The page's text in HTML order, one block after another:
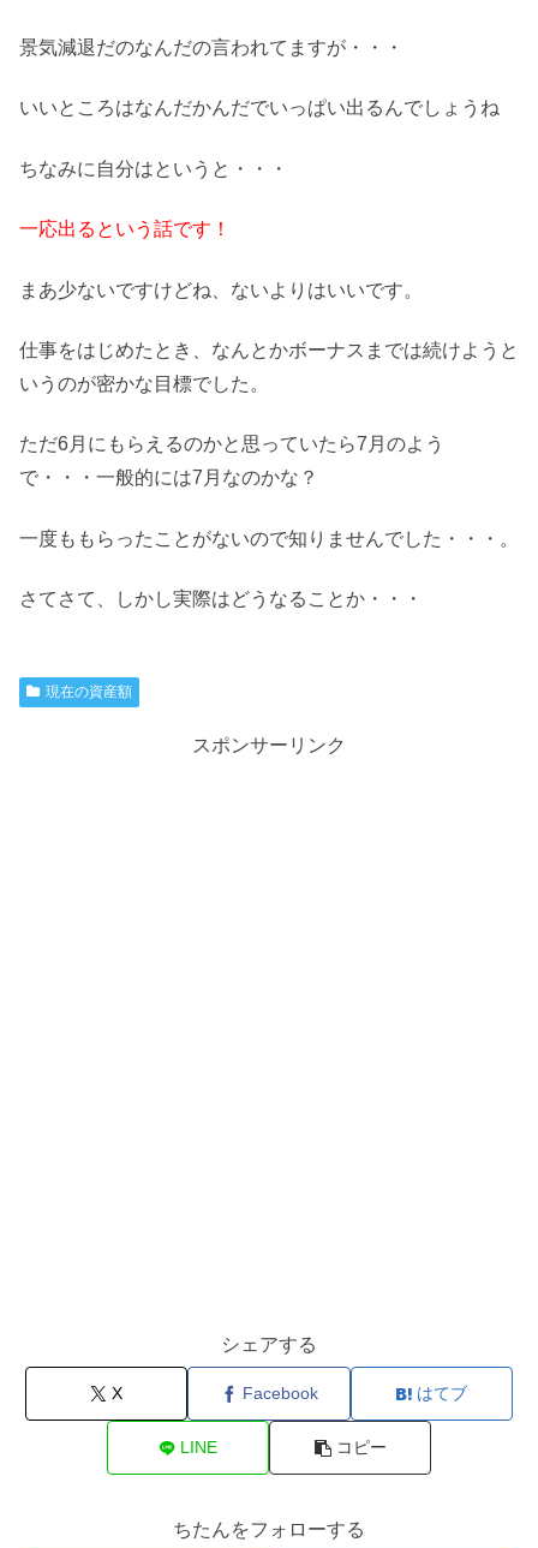
景気減退だのなんだの言われてますが・・・
いいところはなんだかんだでいっぱい出るんでしょうね
ちなみに自分はというと・・・
一応出るという話です！
まあ少ないですけどね、ないよりはいいです。
仕事をはじめたとき、なんとかボーナスまでは続けようと
いうのが密かな目標でした。
ただ6月にもらえるのかと思っていたら7月のよう
で・・・一般的には7月なのかな？
一度ももらったことがないので知りませんでした・・・。
さてさて、しかし実際はどうなることか・・・
現在の資産額
スポンサーリンク
シェアする
X Facebook はてブ
LINE コピー
ちたんをフォローする